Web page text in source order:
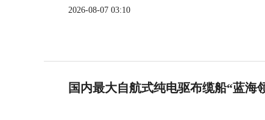
2026-08-07 03:10
国内最大自航式纯电驱布缆船“蓝海